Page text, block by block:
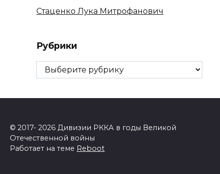
Стаценко Лука Митрофанович
Рубрики
Рубрики
© 2017- 2026 Дивизии РККА в годы Великой
Отечественной войны
Работает на теме Reboot